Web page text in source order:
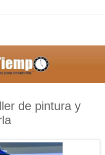
de pintura y